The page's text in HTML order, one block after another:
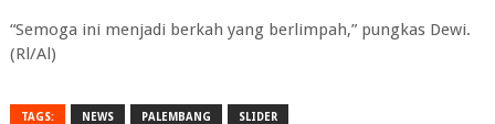
“Semoga ini menjadi berkah yang berlimpah,” pungkas Dewi.
(Rl/Al)
TAGS: NEWS PALEMBANG SLIDER